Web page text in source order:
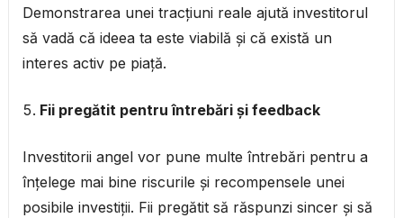
Demonstrarea unei tracțiuni reale ajută investitorul
să vadă că ideea ta este viabilă și că există un
interes activ pe piață.
Fii pregătit pentru întrebări și feedback
Investitorii angel vor pune multe întrebări pentru a
înțelege mai bine riscurile și recompensele unei
posibile investiții. Fii pregătit să răspunzi sincer și să